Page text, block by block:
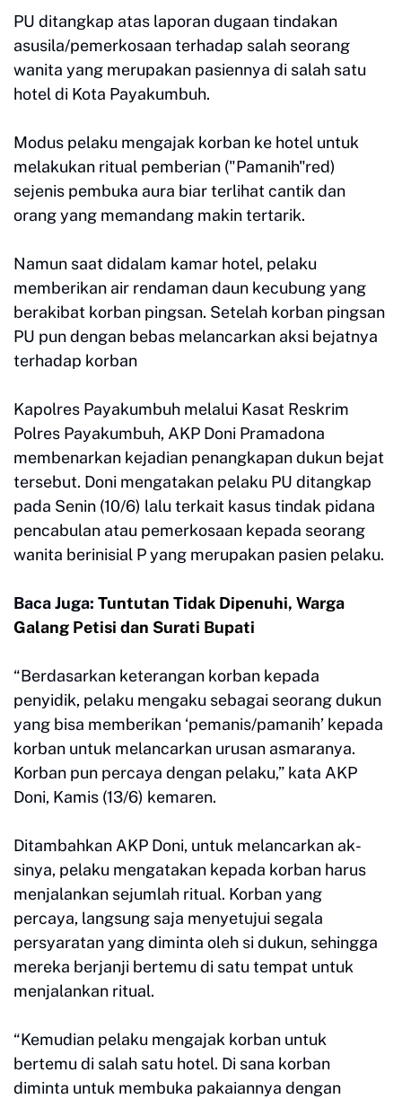
PU ditangkap atas laporan dugaan tindakan
asusila/pemerkosaan terhadap salah seorang
wanita yang merupakan pasiennya di salah satu
hotel di Kota Payakumbuh.
Modus pelaku mengajak korban ke hotel untuk
melakukan ritual pemberian ("Pamanih"red)
sejenis pembuka aura biar terlihat cantik dan
orang yang memandang makin tertarik.
Namun saat didalam kamar hotel, pelaku
memberikan air rendaman daun kecubung yang
berakibat korban pingsan. Setelah korban pingsan
PU pun dengan bebas melancarkan aksi bejatnya
terhadap korban
Kapolres Payakumbuh melalui Kasat Reskrim
Polres Payakumbuh, AKP Doni Pramadona
membenarkan kejadian penangkapan dukun bejat
tersebut. Doni mengatakan pelaku PU ditangkap
pada Senin (10/6) lalu terkait kasus tindak pidana
pencabulan atau pemerkosaan kepada seo­rang
wanita berinisial P yang merupakan pasien pelaku.
Baca Juga: Tuntutan Tidak Dipenuhi, Warga
Galang Petisi dan Surati Bupati
“Berdasarkan keterangan korban kepada
penyidik, pelaku mengaku sebagai seorang dukun
yang bisa memberikan ‘pemanis/pamanih’ kepada
korban untuk melancarkan urusan asmaranya.
Korban pun percaya dengan pelaku,” kata AKP
Doni, Kamis (13/6) kemaren.
Ditambahkan AKP Doni, untuk melancarkan ak­
sinya, pelaku mengatakan kepada korban harus
menjalankan sejumlah ritual. Korban yang
percaya, lang­sung saja menyetujui segala
persyaratan yang diminta oleh si dukun, sehingga
mereka berjanji bertemu di satu tempat untuk
menjalankan ritual.
“Kemudian pelaku mengajak korban untuk
bertemu di salah satu hotel. Di sana korban
diminta untuk membuka pakaiannya dengan